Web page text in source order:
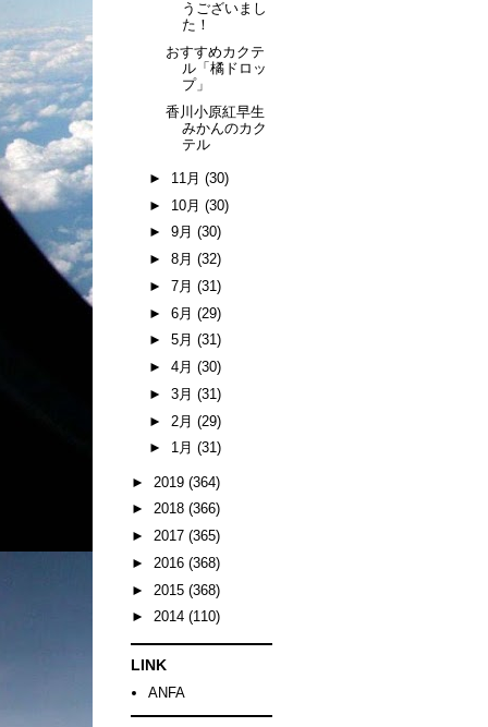
うございまし
た！
おすすめカクテ
ル「橘ドロッ
プ」
香川小原紅早生
みかんのカク
テル
► 11月 (30)
► 10月 (30)
► 9月 (30)
► 8月 (32)
► 7月 (31)
► 6月 (29)
► 5月 (31)
► 4月 (30)
► 3月 (31)
► 2月 (29)
► 1月 (31)
► 2019 (364)
► 2018 (366)
► 2017 (365)
► 2016 (368)
► 2015 (368)
► 2014 (110)
LINK
ANFA